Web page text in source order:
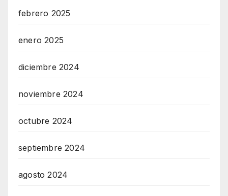
febrero 2025
enero 2025
diciembre 2024
noviembre 2024
octubre 2024
septiembre 2024
agosto 2024